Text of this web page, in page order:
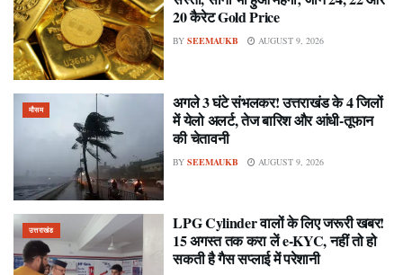
20 कैरेट Gold Price
BY SEEMAUKB AUGUST 9, 2026
मौसम
अगले 3 घंटे संभलकर! उत्तराखंड के 4 जिलों
में येलो अलर्ट, तेज बारिश और आंधी-तूफान
की चेतावनी
BY SEEMAUKB AUGUST 9, 2026
उत्तराखंड
LPG Cylinder वालों के लिए जरूरी खबर!
15 अगस्त तक करा लें e-KYC, नहीं तो हो
सकती है गैस सप्लाई में परेशानी